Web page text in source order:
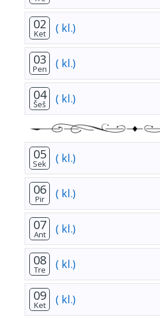
02
Ket ( kl.)
03
Pen ( kl.)
04
Šeš ( kl.)
05
Sek ( kl.)
06
Pir ( kl.)
07
Ant ( kl.)
08
Tre ( kl.)
09
Ket ( kl.)